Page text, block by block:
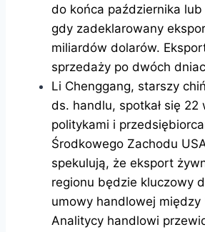
do końca października
gdy zadeklarowany
miliardów dolarów.
sprzedaży po dwóch
Li Chenggang, starszy
ds. handlu, spotkał się 22
politykami i
Środkowego Zachodu
spekulują, że eksport
regionu będzie kluczowy
umowy handlowej między
Analitycy handlowi